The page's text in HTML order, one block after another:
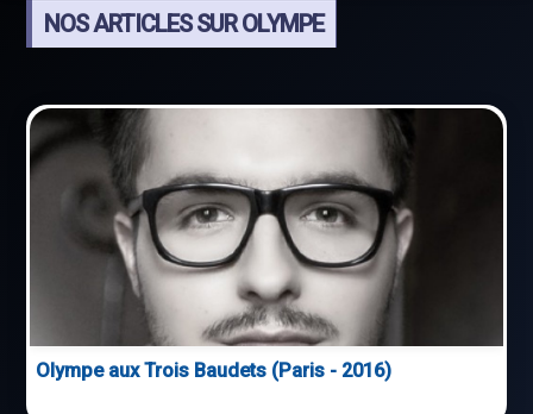
NOS ARTICLES SUR OLYMPE
Olympe aux Trois Baudets (Paris - 2016)